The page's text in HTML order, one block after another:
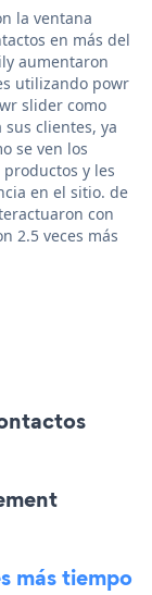
la ventana
en más del
aumentaron
utilizando powr
slider como
clientes, ya
se ven los
y les
en el sitio. de
con
2.5 veces más
más tiempo